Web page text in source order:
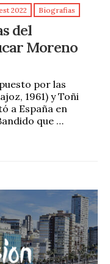
2022 Biografias
del
Moreno
por las
1961) y Toñi
a España en
que …